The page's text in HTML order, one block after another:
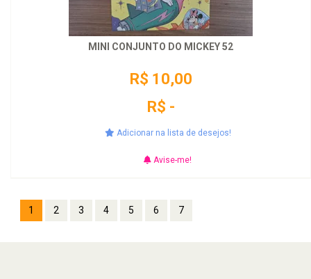
MINI CONJUNTO DO MICKEY 52
R$ 10,00
R$ -
Adicionar na lista de desejos!
Avise-me!
1 2 3 4 5 6 7